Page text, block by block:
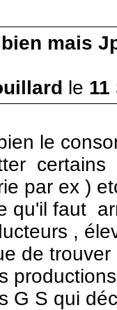
mais
le 11
le
par ex )
qu'il faut
,
de
G S qui